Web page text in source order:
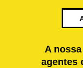
A
agentes